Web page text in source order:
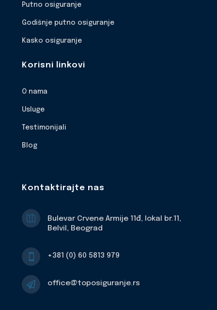
Putno osiguranje
Godišnje putno osiguranje
Kasko osiguranje
Korisni linkovi
O nama
Usluge
Testimonijali
Blog
Kontaktirajte nas
Bulevar Crvene Armije 11đ, lokal br.11,
Belvil, Beograd
+381 (0) 60 5813 979
 office@toposiguranje.rs